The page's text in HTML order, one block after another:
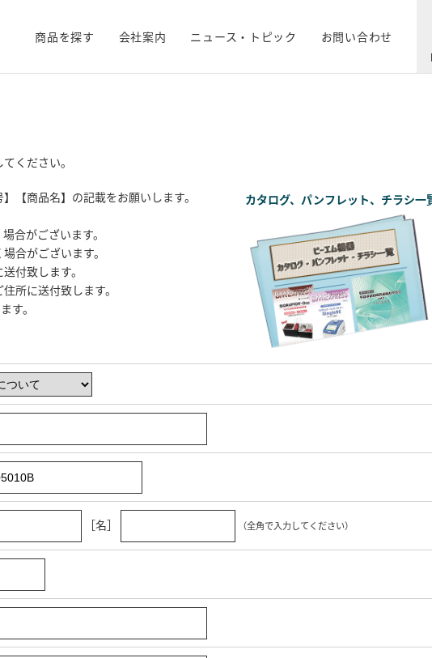
商品を探す 会社案内 ニュース・トピック
お問い合わせ
ください。
【商品名】の記載をお願いします。
合がございます。
合がございます。
付致します。
所に送付致します。
す。
カタログ、パンフレット、チラシ一
［名］ （全角で入力してください）